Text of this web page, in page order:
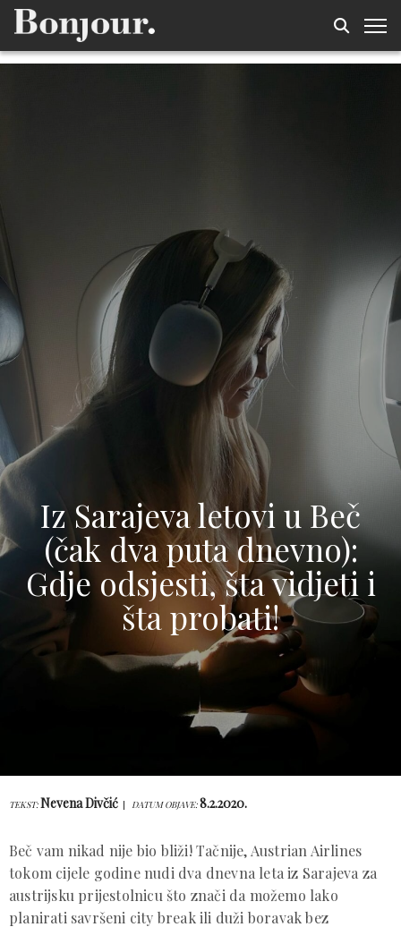
Iz Sarajeva letovi u Beč
(čak dva puta dnevno):
Gdje odsjesti, šta vidjeti i
šta probati!
TEKST:Nevena Divčić DATUM OBJAVE:8.2.2020.
Beč vam nikad nije bio bliži! Tačnije, Austrian Airlines
tokom cijele godine nudi dva dnevna leta iz Sarajeva za
austrijsku prijestolnicu što znači da možemo lako
planirati savršeni city break ili duži boravak bez